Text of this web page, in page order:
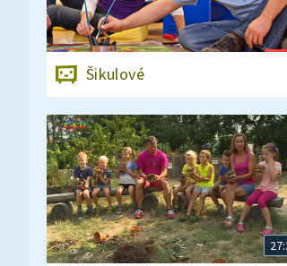
Šikulové